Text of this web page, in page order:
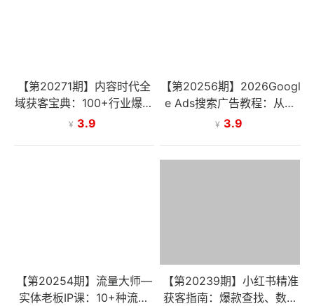
【第20271期】内容时代全
域获客宝典：100+行业爆款
分析，内部案例解锁引流密
¥ 3.9
【第20256期】2026Googl
e Ads搜索广告教程：从关
键词规划到广告设置全流
¥ 3.9
【第20254期】流量大师—
实体老板IP课：10+种流量
【第20239期】小红书精准
获客指南：爆款查找、数据